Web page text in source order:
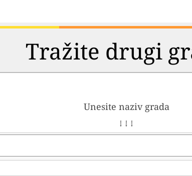
Tražite drugi
Unesite naziv grada
↓ ↓ ↓